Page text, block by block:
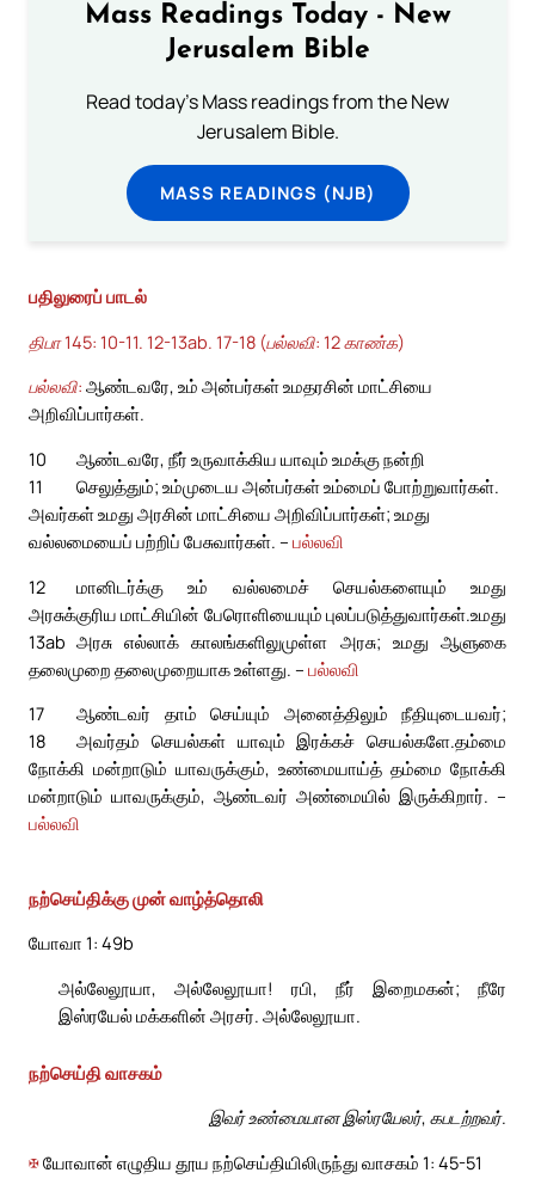
Mass Readings Today - New
Jerusalem Bible
Read today's Mass readings from the New
Jerusalem Bible.
MASS READINGS (NJB)
பதிலுரைப் பாடல்
திபா 145: 10-11. 12-13ab. 17-18 (பல்லவி: 12 காண்க)
பல்லவி: ஆண்டவரே, உம் அன்பர்கள் உமதரசின் மாட்சியை
அறிவிப்பார்கள்.
10
ஆண்டவரே, நீர் உருவாக்கிய யாவும் உமக்கு நன்றி
செலுத்தும்; உம்முடைய அன்பர்கள் உம்மைப் போற்றுவார்கள்.
11
அவர்கள் உமது அரசின் மாட்சியை அறிவிப்பார்கள்; உமது
வல்லமையைப் பற்றிப் பேசுவார்கள். – பல்லவி
12
மானிடர்க்கு உம் வல்லமைச் செயல்களையும் உமது
அரசுக்குரிய மாட்சியின் பேரொளியையும் புலப்படுத்துவார்கள்.
13ab
உமது
அரசு எல்லாக் காலங்களிலுமுள்ள அரசு; உமது ஆளுகை
தலைமுறை தலைமுறையாக உள்ளது. – பல்லவி
17
ஆண்டவர் தாம் செய்யும் அனைத்திலும் நீதியுடையவர்;
அவர்தம் செயல்கள் யாவும் இரக்கச் செயல்களே.
18
தம்மை
நோக்கி மன்றாடும் யாவருக்கும், உண்மையாய்த் தம்மை நோக்கி
மன்றாடும் யாவருக்கும், ஆண்டவர் அண்மையில் இருக்கிறார். –
பல்லவி
நற்செய்திக்கு முன் வாழ்த்தொலி
யோவா 1: 49b
அல்லேலூயா, அல்லேலூயா! ரபி, நீர் இறைமகன்; நீரே
இஸ்ரயேல் மக்களின் அரசர். அல்லேலூயா.
நற்செய்தி வாசகம்
இவர் உண்மையான இஸ்ரயேலர், கபடற்றவர்.
✠யோவான் எழுதிய தூய நற்செய்தியிலிருந்து வாசகம் 1: 45-51